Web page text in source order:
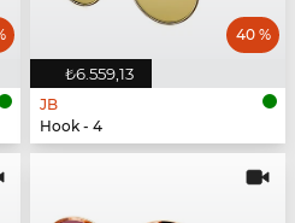
₺6.559,13
40 %
JB
Hook - 4